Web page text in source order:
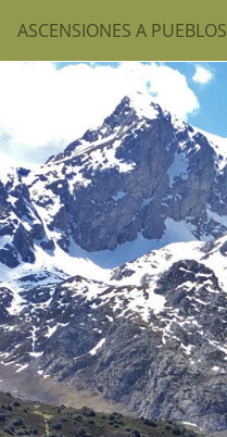
ASCENSIONES A PUEBLOS